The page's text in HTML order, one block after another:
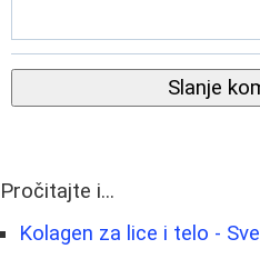
Slanje
Pročitajte i...
Kolagen za lice i telo -